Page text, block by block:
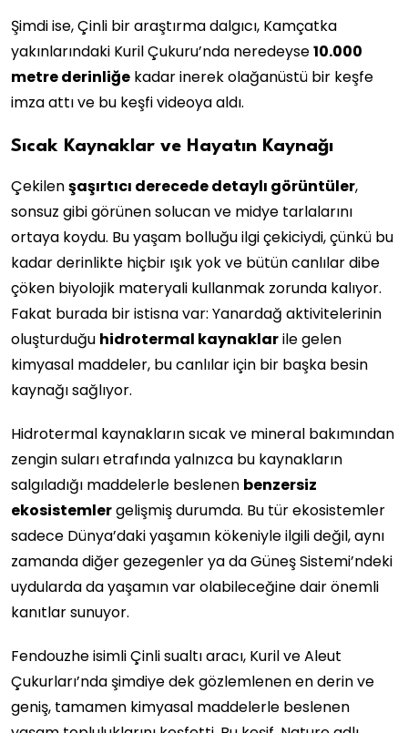
Şimdi ise, Çinli bir araştırma dalgıcı, Kamçatka
yakınlarındaki Kuril Çukuru’nda neredeyse10.000
metre derinliğe kadar inerek olağanüstü bir keşfe
imza attı ve bu keşfi videoya aldı.
Sıcak Kaynaklar ve Hayatın Kaynağı
Çekilenşaşırtıcı derecede detaylı görüntüler,
sonsuz gibi görünen solucan ve midye tarlalarını
ortaya koydu. Bu yaşam bolluğu ilgi çekiciydi, çünkü bu
kadar derinlikte hiçbir ışık yok ve bütün canlılar dibe
çöken biyolojik materyali kullanmak zorunda kalıyor.
Fakat burada bir istisna var: Yanardağ aktivitelerinin
oluşturduğu hidrotermal kaynaklarile gelen
kimyasal maddeler, bu canlılar için bir başka besin
kaynağı sağlıyor.
Hidrotermal kaynakların sıcak ve mineral bakımından
zengin suları etrafında yalnızca bu kaynakların
salgıladığı maddelerle beslenen benzersiz
ekosistemlergelişmiş durumda. Bu tür ekosistemler
sadece Dünya’daki yaşamın kökeniyle ilgili değil, aynı
zamanda diğer gezegenler ya da Güneş Sistemi’ndeki
uydularda da yaşamın var olabileceğine dair önemli
kanıtlar sunuyor.
Fendouzhe isimli Çinli sualtı aracı, Kuril ve Aleut
Çukurları’nda şimdiye dek gözlemlenen en derin ve
geniş, tamamen kimyasal maddelerle beslenen